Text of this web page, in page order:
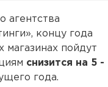
агентства
концу года
магазинах пойдут
снизится на 5 -
года.